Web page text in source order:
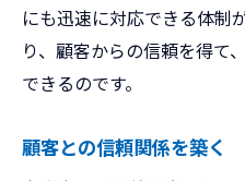
にも迅速に対応できる体制
り、顧客からの信頼を得て
できるのです。
顧客との信頼関係を築く